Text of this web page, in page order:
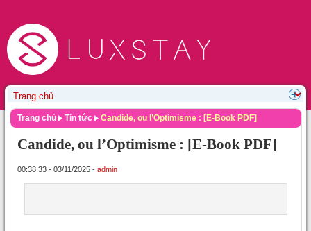
Trang chủ Tin tức Candide, ou l’Optimisme : [E-Book PDF]
Candide, ou l’Optimisme : [E-Book PDF]
00:38:33 - 03/11/2025 - admin